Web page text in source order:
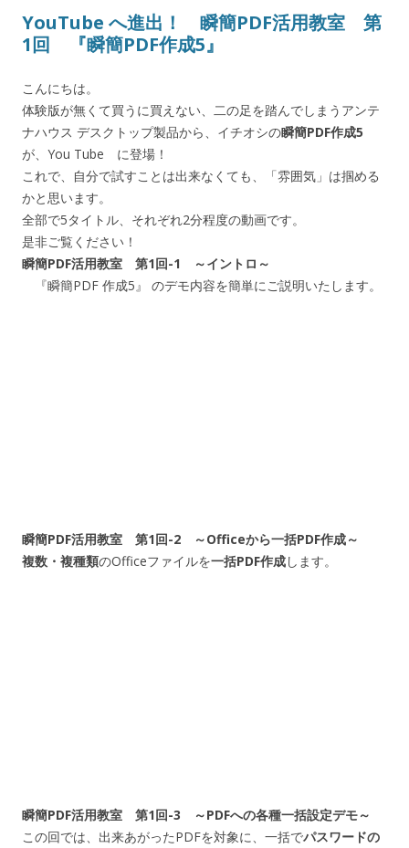
YouTube へ進出！ 瞬簡PDF活用教室 第
1回 『瞬簡PDF作成5』
こんにちは。
体験版が無くて買うに買えない、二の足を踏んでしまうアンテ
ナハウス デスクトップ製品から、イチオシの瞬簡PDF作成5
が、You Tube に登場！
これで、自分で試すことは出来なくても、「雰囲気」は掴める
かと思います。
全部で5タイトル、それぞれ2分程度の動画です。
是非ご覧ください！
瞬簡PDF活用教室 第1回-1 ～イントロ～
『瞬簡PDF 作成5』 のデモ内容を簡単にご説明いたします。
瞬簡PDF活用教室 第1回-2 ～Officeから一括PDF作成～
複数・複種類のOfficeファイルを一括PDF作成します。
瞬簡PDF活用教室 第1回-3 ～PDFへの各種一括設定デモ～
この回では、出来あがったPDFを対象に、一括でパスワードの